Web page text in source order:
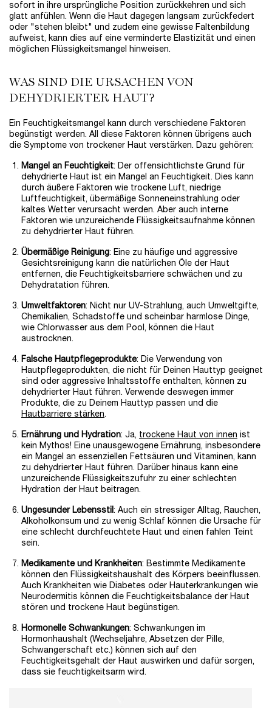
sofort in ihre ursprüngliche Position zurückkehren und sich
glatt anfühlen. Wenn die Haut dagegen langsam zurückfedert
oder "stehen bleibt" und zudem eine gewisse Faltenbildung
aufweist, kann dies auf eine verminderte Elastizität und einen
möglichen Flüssigkeitsmangel hinweisen.
WAS SIND DIE URSACHEN VON
DEHYDRIERTER HAUT?
Ein Feuchtigkeitsmangel kann durch verschiedene Faktoren
begünstigt werden. All diese Faktoren können übrigens auch
die Symptome von trockener Haut verstärken. Dazu gehören:
Mangel an Feuchtigkeit: Der offensichtlichste Grund für
dehydrierte Haut ist ein Mangel an Feuchtigkeit. Dies kann
durch äußere Faktoren wie trockene Luft, niedrige
Luftfeuchtigkeit, übermäßige Sonneneinstrahlung oder
kaltes Wetter verursacht werden. Aber auch interne
Faktoren wie unzureichende Flüssigkeitsaufnahme können
zu dehydrierter Haut führen.
Übermäßige Reinigung: Eine zu häufige und aggressive
Gesichtsreinigung kann die natürlichen Öle der Haut
entfernen, die Feuchtigkeitsbarriere schwächen und zu
Dehydratation führen.
Umweltfaktoren: Nicht nur UV-Strahlung, auch Umweltgifte,
Chemikalien, Schadstoffe und scheinbar harmlose Dinge,
wie Chlorwasser aus dem Pool, können die Haut
austrocknen.
Falsche Hautpflegeprodukte: Die Verwendung von
Hautpflegeprodukten, die nicht für Deinen Hauttyp geeignet
sind oder aggressive Inhaltsstoffe enthalten, können zu
dehydrierter Haut führen. Verwende deswegen immer
Produkte, die zu Deinem Hauttyp passen und die
Hautbarriere stärken.
Ernährung und Hydration: Ja, trockene Haut von innen ist
kein Mythos! Eine unausgewogene Ernährung, insbesondere
ein Mangel an essenziellen Fettsäuren und Vitaminen, kann
zu dehydrierter Haut führen. Darüber hinaus kann eine
unzureichende Flüssigkeitszufuhr zu einer schlechten
Hydration der Haut beitragen.
Ungesunder Lebensstil : Auch ein stressiger Alltag, Rauchen,
Alkoholkonsum und zu wenig Schlaf können die Ursache für
eine schlecht durchfeuchtete Haut und einen fahlen Teint
sein.
Medikamente und Krankheiten: Bestimmte Medikamente
können den Flüssigkeitshaushalt des Körpers beeinflussen.
Auch Krankheiten wie Diabetes oder Hauterkrankungen wie
Neurodermitis können die Feuchtigkeitsbalance der Haut
stören und trockene Haut begünstigen.
Hormonelle Schwankungen: Schwankungen im
Hormonhaushalt (Wechseljahre, Absetzen der Pille,
Schwangerschaft etc.) können sich auf den
Feuchtigkeitsgehalt der Haut auswirken und dafür sorgen,
dass sie feuchtigkeitsarm wird.